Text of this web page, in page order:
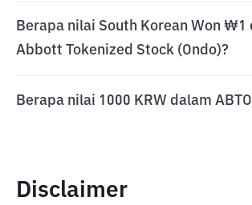
Berapa nilai South Korean Won ₩1
Abbott Tokenized Stock (Ondo)?
Berapa nilai 1000 KRW dalam
Disclaimer